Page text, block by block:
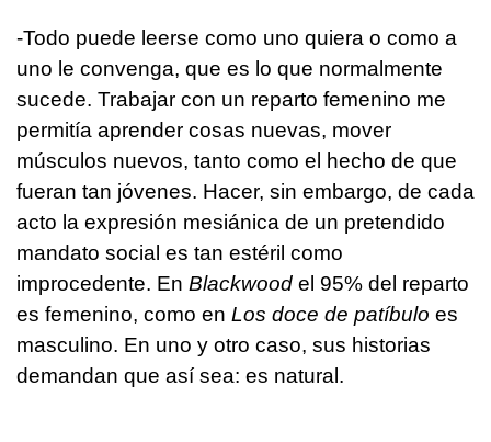
-Todo puede leerse como uno quiera o como a
uno le convenga, que es lo que normalmente
sucede. Trabajar con un reparto femenino me
permitía aprender cosas nuevas, mover
músculos nuevos, tanto como el hecho de que
fueran tan jóvenes. Hacer, sin embargo, de cada
acto la expresión mesiánica de un pretendido
mandato social es tan estéril como
improcedente. En Blackwood el 95% del reparto
es femenino, como en Los doce de patíbulo es
masculino. En uno y otro caso, sus historias
demandan que así sea: es natural.